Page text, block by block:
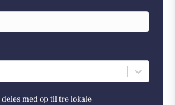
med op til tre lokale